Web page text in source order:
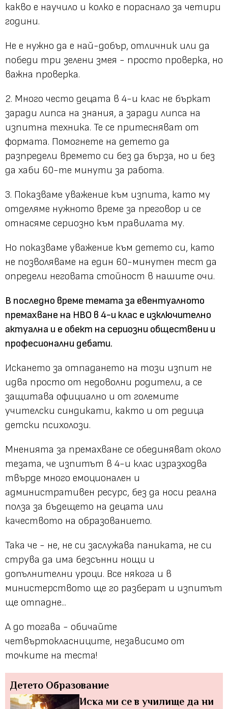
какво е научило и колко е пораснало за четири
години.
Не е нужно да е най-добър, отличник или да
победи три зелени змея - просто проверка, но
важна проверка.
2. Много често децата в 4-и клас не бъркат
заради липса на знания, а заради липса на
изпитна техника. Те се притесняват от
формата. Помогнете на детето да
разпредели времето си без да бърза, но и без
да хаби 60-те минути за работа.
3. Показваме уважение към изпита, като му
отделяме нужното време за преговор и се
отнасяме сериозно към правилата му.
Но показваме уважение към детето си, като
не позволяваме на един 60-минутен тест да
определи неговата стойност в нашите очи.
В последно време темата за евентуалното
премахване на НВО в 4-и клас е изключително
актуална и е обект на сериозни обществени и
професионални дебати.
Искането за отпадането на този изпит не
идва просто от недоволни родители, а се
защитава официално и от големите
учителски синдикати, както и от редица
детски психолози.
Мненията за премахване се обединяват около
тезата, че изпитът в 4-и клас изразходва
твърде много емоционален и
административен ресурс, без да носи реална
полза за бъдещето на децата или
качеството на образованието.
Така че - не, не си заслужава паниката, не си
струва да има безсънни нощи и
допълнителни уроци. Все някога и в
министерството ще го разберат и изпитът
ще отпадне...
А до тогава - обичайте
четвъртокласниците, независимо от
точките на теста!
Детето Образование
Иска ми се в училище да ни